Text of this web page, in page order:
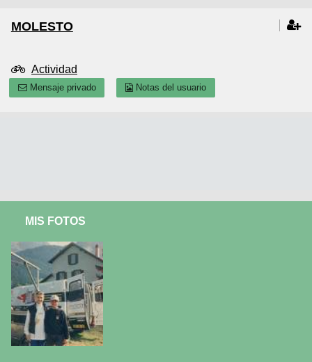
MOLESTO
Actividad
Mensaje privado Notas del usuario
MIS FOTOS